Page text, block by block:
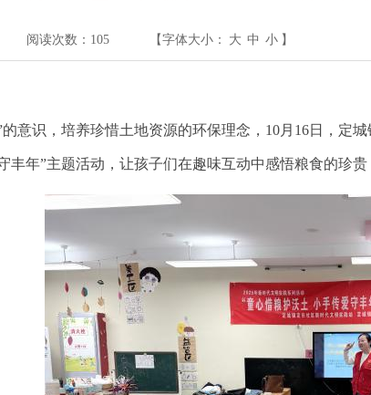
阅读次数： 105 【字体大小： 大 中 小 】
意识，培养珍惜土地资源的环保理念， 10月 16日，定
丰年”主题活动，让孩子们在趣味互动中感悟粮食的珍贵